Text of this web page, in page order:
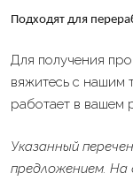
Подходят для
Для получения
вяжитесь с нашим
работает в вашем
Указанный
предложением.